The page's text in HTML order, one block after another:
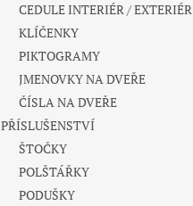
CEDULE INTERIÉR / EXTERIÉR
KLÍČENKY
PIKTOGRAMY
JMENOVKY NA DVEŘE
ČÍSLA NA DVEŘE
PŘÍSLUŠENSTVÍ
ŠTOČKY
POLŠTÁŘKY
PODUŠKY